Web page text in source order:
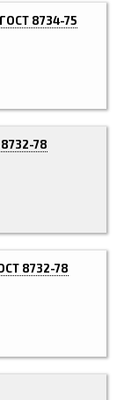
ГОСТ 8734-75
78
8732-78